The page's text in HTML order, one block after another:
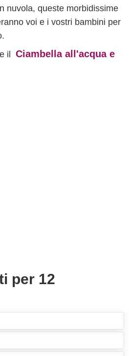
nuvola, queste morbidissime
voi e i vostri bambini per
il Ciambella all'acqua e
per 12